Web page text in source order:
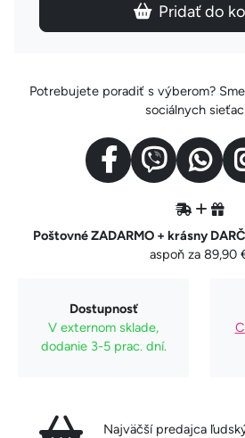
Pridať do
Potrebujete poradiť s výberom?
sociálnych
Poštovné ZADARMO + krásny
aspoň za 89,90
Dostupnosť
V externom sklade,
dodanie 3-5 prac. dní.
Najväčší predajca